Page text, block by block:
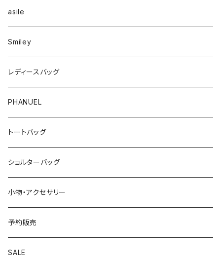
asile
Smiley
レディースバッグ
PHANUEL
トートバッグ
ショルターバッグ
小物・アクセサリー
予約販売
SALE